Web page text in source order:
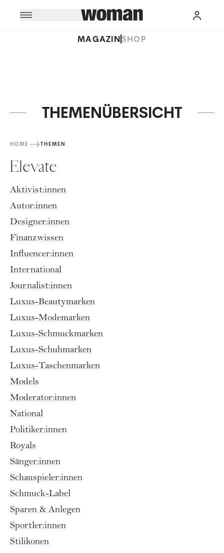
MAGAZINSHOP
THEMENÜBERSICHT
HOME THEMEN
Elevate
Aktivist:innen
Autor:innen
Designer:innen
Finanzwissen
Influencer:innen
International
Journalist:innen
Luxus-Beautymarken
Luxus-Modemarken
Luxus-Schmuckmarken
Luxus-Schuhmarken
Luxus-Taschenmarken
Models
Moderator:innen
National
Politiker:innen
Royals
Sänger:innen
Schauspieler:innen
Schmuck-Label
Sparen & Anlegen
Sportler:innen
Stilikonen